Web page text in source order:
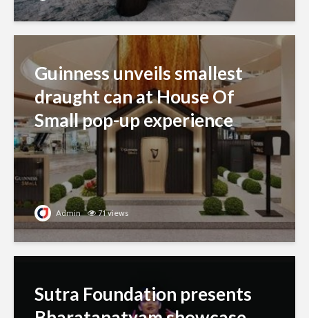
Guinness unveils smallest
draught can at House Of
Small pop-up experience
Admin 71 views
Sutra Foundation presents